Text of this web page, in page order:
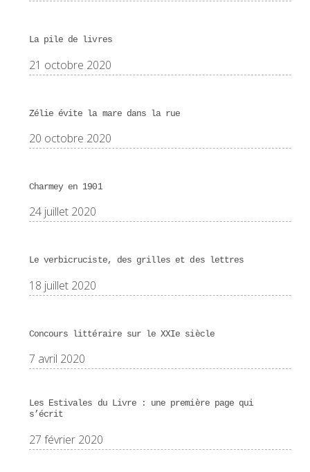
La pile de livres
21 octobre 2020
Zélie évite la mare dans la rue
20 octobre 2020
Charmey en 1901
24 juillet 2020
Le verbicruciste, des grilles et des lettres
18 juillet 2020
Concours littéraire sur le XXIe siècle
7 avril 2020
Les Estivales du Livre : une première page qui
s’écrit
27 février 2020